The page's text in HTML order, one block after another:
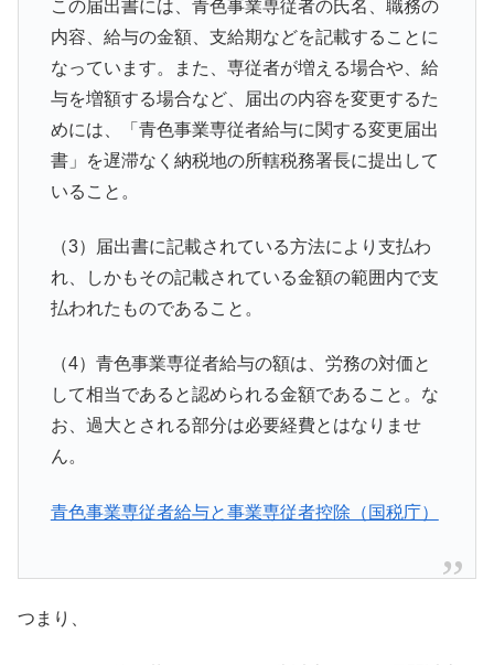
この届出書には、青色事業専従者の氏名、職務の
内容、給与の金額、支給期などを記載することに
なっています。また、専従者が増える場合や、給
与を増額する場合など、届出の内容を変更するた
めには、「青色事業専従者給与に関する変更届出
書」を遅滞なく納税地の所轄税務署長に提出して
いること。
（3）届出書に記載されている方法により支払わ
れ、しかもその記載されている金額の範囲内で支
払われたものであること。
（4）青色事業専従者給与の額は、労務の対価と
して相当であると認められる金額であること。な
お、過大とされる部分は必要経費とはなりませ
ん。
青色事業専従者給与と事業専従者控除（国税庁）
つまり、